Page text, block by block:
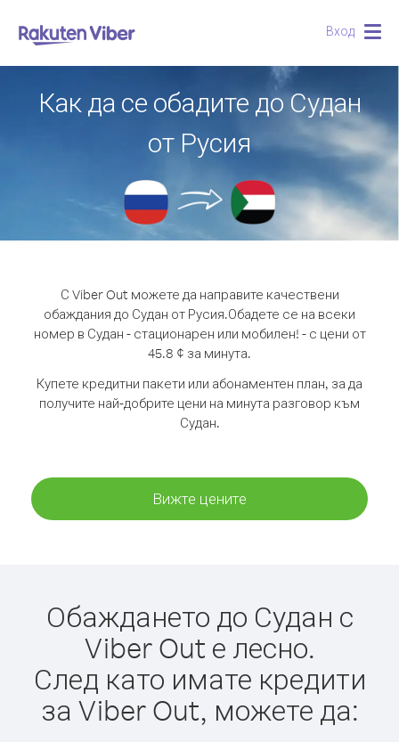
Вход
Как да се обадите до Судан
от Русия
С Viber Out можете да направите качествени
обаждания до Судан от Русия.Обадете се на всеки
номер в Судан - стационарен или мобилен! - с цени от
45.8 ¢ за минута.
Купете кредитни пакети или абонаментен план, за да
получите най-добрите цени на минута разговор към
Судан.
Вижте цените
Обаждането до Судан с
Viber Out е лесно.
След като имате кредити
за Viber Out, можете да: